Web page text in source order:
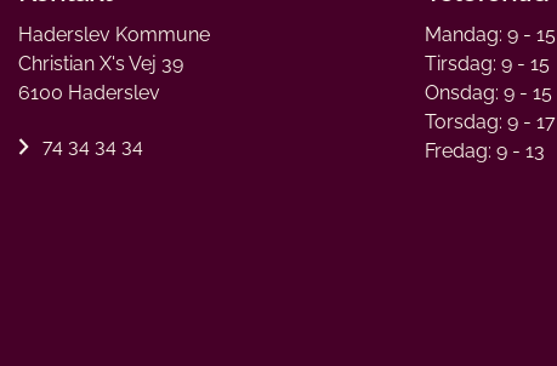
Haderslev Kommune
Christian X's Vej 39
6100 Haderslev
74 34 34 34
Mandag: 9 - 15
Tirsdag: 9 - 15
Onsdag: 9 - 15
Torsdag: 9 - 17
Fredag: 9 - 13